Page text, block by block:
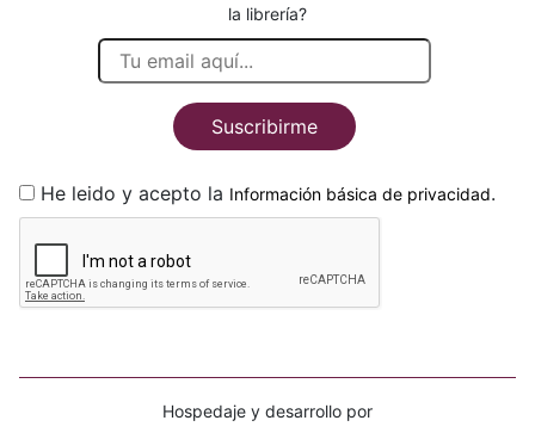
la librería?
Suscribirme
He leido y acepto la Información básica de privacidad.
Hospedaje y desarrollo por